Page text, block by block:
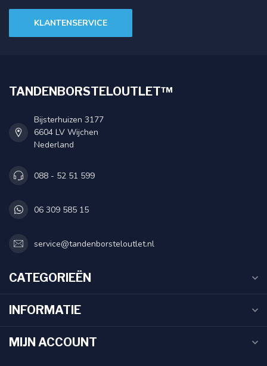
KLANTENSERVICE
TANDENBORSTELOUTLET™
Bijsterhuizen 3177
6604 LV Wijchen
Nederland
088 - 52 51 599
06 309 585 15
service@tandenborsteloutlet.nl
CATEGORIEËN
INFORMATIE
MIJN ACCOUNT